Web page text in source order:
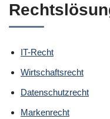
IT-Recht
Wirtschaftsrecht
Datenschutzrecht
Markenrecht